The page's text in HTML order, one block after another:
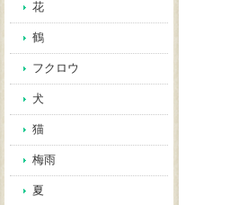
花
鶴
フクロウ
犬
猫
梅雨
夏